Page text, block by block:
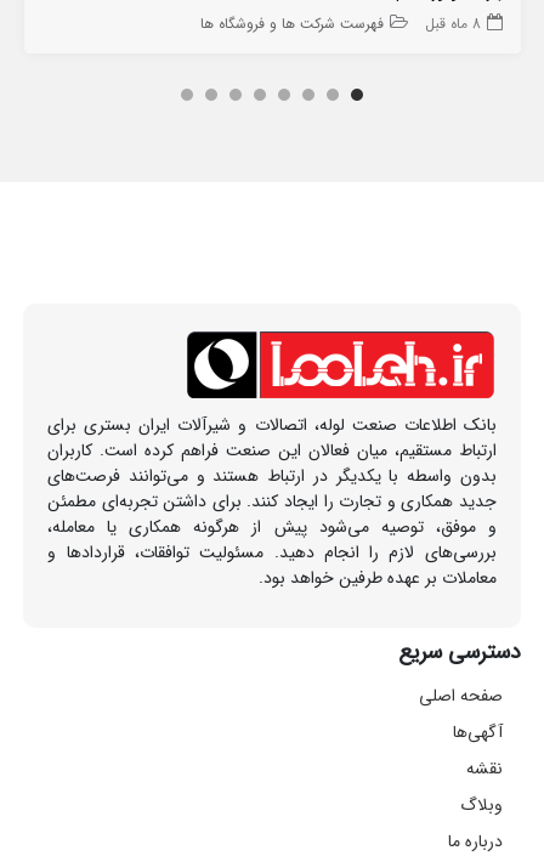
8 ماه قبل فهرست شرکت ها و فروشگاه ها
بانک اطلاعات صنعت لوله، اتصالات و شیرآلات ایران بستری برای
ارتباط مستقیم، میان فعالان این صنعت فراهم کرده است. کاربران
بدون واسطه با یکدیگر در ارتباط هستند و می‌توانند فرصت‌های
جدید همکاری و تجارت را ایجاد کنند. برای داشتن تجربه‌ای مطمئن
و موفق، توصیه می‌شود پیش از هرگونه همکاری یا معامله،
بررسی‌های لازم را انجام دهید. مسئولیت توافقات، قراردادها و
معاملات بر عهده طرفین خواهد بود.
دسترسی سریع
صفحه اصلی
آگهی‌ها
نقشه
وبلاگ
درباره ما